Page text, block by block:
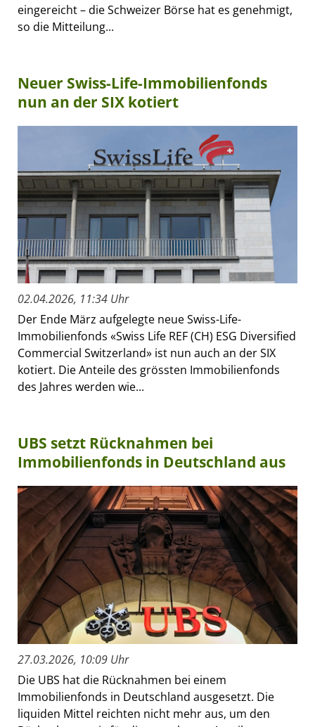
eingereicht – die Schweizer Börse hat es genehmigt,
so die Mitteilung...
Neuer Swiss-Life-Immobilienfonds
nun an der SIX kotiert
02.04.2026, 11:34 Uhr
Der Ende März aufgelegte neue Swiss-Life-
Immobilienfonds «Swiss Life REF (CH) ESG Diversified
Commercial Switzerland» ist nun auch an der SIX
kotiert. Die Anteile des grössten Immobilienfonds
des Jahres werden wie...
UBS setzt Rücknahmen bei
Immobilienfonds in Deutschland aus
27.03.2026, 10:09 Uhr
Die UBS hat die Rücknahmen bei einem
Immobilienfonds in Deutschland ausgesetzt. Die
liquiden Mittel reichten nicht mehr aus, um den